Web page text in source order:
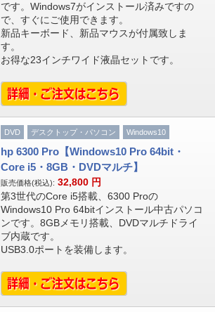
です。Windows7がインストール済みですの
で、すぐにご使用できます。
新品キーボード、新品マウスが付属致しま
す。
お得な23インチワイド液晶セットです。
DVD デスクトップ・パソコン Windows10
hp 6300 Pro【Windows10 Pro 64bit・
Core i5・8GB・DVDマルチ】
販売価格(税込): 32,800 円
第3世代のCore i5搭載、6300 Proの
Windows10 Pro 64bitインストール中古パソコ
ンです。8GBメモリ搭載、DVDマルチドライ
ブ内蔵です。
USB3.0ポートを装備します。